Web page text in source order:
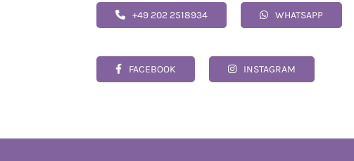
+49 202 2518934 WHATSAPP
FACEBOOK INSTAGRAM